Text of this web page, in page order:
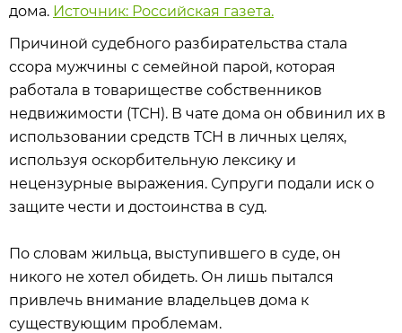
дома. Источник: Российская газета.
Причиной судебного разбирательства стала
ссора мужчины с семейной парой, которая
работала в товариществе собственников
недвижимости (ТСН). В чате дома он обвинил их в
использовании средств ТСН в личных целях,
используя оскорбительную лексику и
нецензурные выражения. Супруги подали иск о
защите чести и достоинства в суд.
По словам жильца, выступившего в суде, он
никого не хотел обидеть. Он лишь пытался
привлечь внимание владельцев дома к
существующим проблемам.